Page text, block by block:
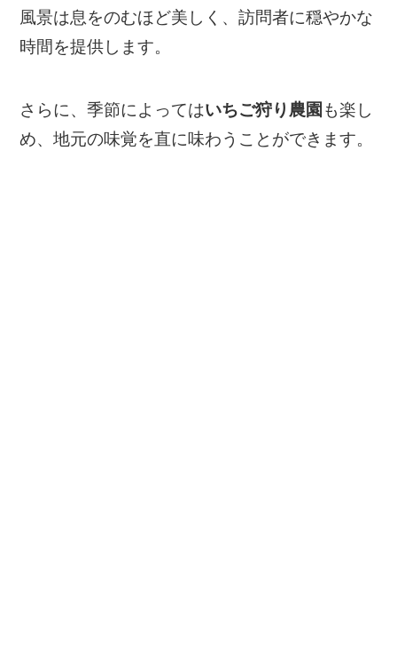
風景は息をのむほど美しく、訪問者に穏やかな
時間を提供します。
さらに、季節によってはいちご狩り農園 も楽し
め、地元の味覚を直に味わうことができます。